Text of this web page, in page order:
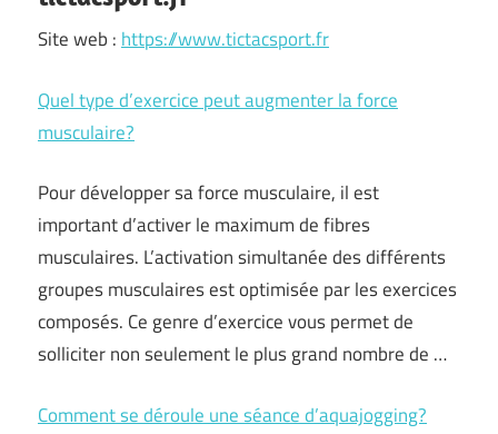
Site web : https://www.tictacsport.fr
Quel type d’exercice peut augmenter la force
musculaire?
Pour développer sa force musculaire, il est
important d’activer le maximum de fibres
musculaires. L’activation simultanée des différents
groupes musculaires est optimisée par les exercices
composés. Ce genre d’exercice vous permet de
solliciter non seulement le plus grand nombre de …
Comment se déroule une séance d’aquajogging?